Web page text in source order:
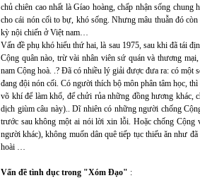
chủ chiên cao nhất là Gíao hoàng, chấp nhận sống
cho cái nón cối to bự, khó sống. Nhưng mâu thuẫn đó
kỳ nội chiến ở Việt nam…
Vấn đề phụ khó hiểu thứ hai, là sau 1975, sau khi đã tái
Cộng quân nào, trừ vài nhân viên sứ quán và thương
nam Cộng hoà. .? Đã có nhiều lý giải được đưa ra: có một
đang đội nón cối. Có người thích bộ môn phân tâm học,
võ khí để làm khổ, để chửi rủa những đồng hương khác,
dịch giùm câu này).. Dĩ nhiên có những người chống
trước sau không một ai nói lời xin lỗi. Hoặc chống
người khác), không muốn dân quê tiếp tục thiếu ăn như
hoài …
Vấn đề tình dục trong "Xóm Đạo" :